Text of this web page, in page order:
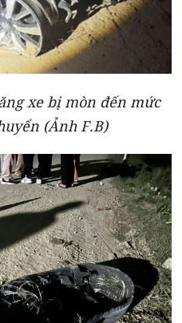
xe bị mòn đến mức
(Ảnh F.B)